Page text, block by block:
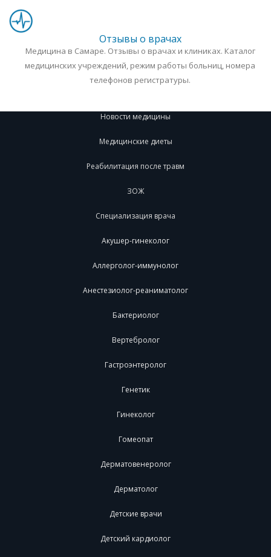
Отзывы о врачах
Медицина в Самаре. Отзывы о врачах и клиниках. Каталог
медицинских учреждений, режим работы больниц, номера
телефонов регистратуры.
Новости медицины
Медицинские диеты
Реабилитация после травм
ЗОЖ
Специализация врача
Акушер-гинеколог
Аллерголог-иммунолог
Анестезиолог-реаниматолог
Бактериолог
Вертебролог
Гастроэнтеролог
Генетик
Гинеколог
Гомеопат
Дерматовенеролог
Дерматолог
Детские врачи
Детский кардиолог